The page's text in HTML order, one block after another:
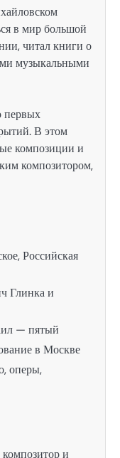
в мир большой
читал книги о
музыкальными
первых
В этом
композиции и
композитором,
Российская
Глинка и
— пятый
в Москве
оперы,
и